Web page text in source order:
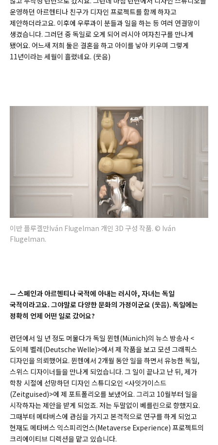
운영하던 아르헨티나 친구가 디자인 프로젝트를 함께 하자고
제안하더라고요. 이후에 우루과이 분들과 일을 하는 등 여러 연결망이
생겼습니다. 그러던 중 독일로 오게 되어 러시아 여자친구를 만나게
됐어요. 어느새 저희 둘은 결혼을 하고 아이를 낳아 키우며 그렇게
11년이라는 세월이 흘렀네요. (웃음)
이반 플루겔만Iván Flugelman 개인 3D 구성 작품. © Iván
Flugelman.
— 스페인과 아르헨티나 국적에 아내는 러시아, 자녀는 독일
국적이라고요. 그야말로 다양한 문화의 가정이군요 (웃음). 독일에는
정확히 언제 어떤 일로 갔어요?
런던에서 일 년 정도 머물다가 독일 뮌헨(Münich)의 뉴스 방송사 <
도이체 벨레(Deutsche Welle)>에서 제 작품을 보고 모션 그래픽스
디자인을 의뢰했어요. 뮌헨에서 2개월 동안 일을 하면서 유능한 독일,
스위스 디자이너들을 만나게 되었습니다. 그 일이 끝나고 난 뒤, 제가
학창 시절에 선망하던 디자인 스튜디오인 <사잇가이스드
(Zeitguised)>에 제 포트폴리오를 보냈어요. 그리고 10월부터 일을
시작하자는 제안을 받게 되었죠. 저는 두말없이 베를린으로 향했지요.
그때부터 메타버스에 관심을 가지고 본격적으로 연구를 하게 되었고
현재도 메타버스 익스피리언스(Metaverse Experience) 프로젝트의
크리에이티브 디렉션을 맡고 있습니다.